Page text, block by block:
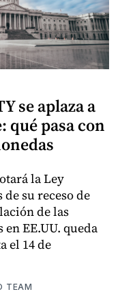
se aplaza a
qué pasa con
la Ley
su receso de
de las
EE.UU. queda
el 14 de
TEAM